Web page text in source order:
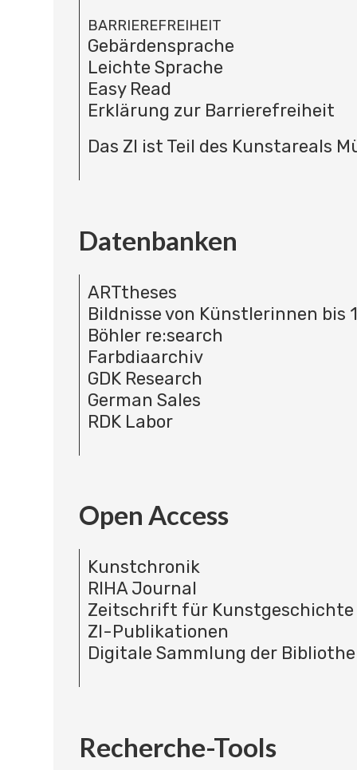
BARRIEREFREIHEIT
Gebärdensprache
Leichte Sprache
Easy Read
Erklärung zur Barrierefreiheit
Das ZI ist Teil des Kunstareals
Datenbanken
ARTtheses
Bildnisse von Künstlerinnen bis
Böhler re:search
Farbdiaarchiv
GDK Research
German Sales
RDK Labor
Open Access
Kunstchronik
RIHA Journal
Zeitschrift für Kunstgeschichte
ZI-Publikationen
Digitale Sammlung der
Recherche-Tools